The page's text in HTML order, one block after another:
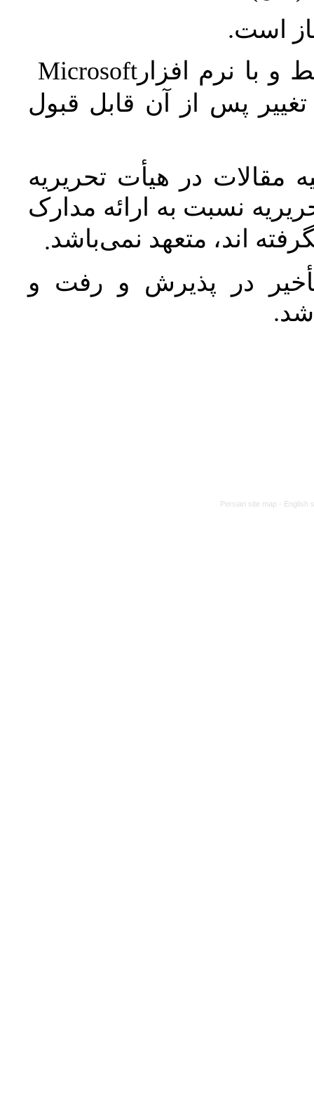
است.
و با نرم افزارMicrosoft
پس از آن قابل قبول
مقالات در هیأت تحریریه
نسبت به ارائه مدارک
اند، متعهد نمی‌باشد.
در پذیرش و رفت و
شد.
Persian site map - English